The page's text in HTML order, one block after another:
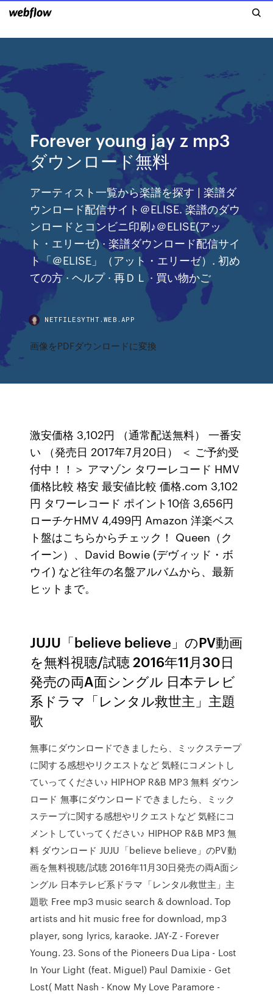
Forever young jay z mp3
ダウンロード無料
アーティスト一覧から楽譜を探す | 楽譜ダ
ウンロード配信サイト＠ELISE. 楽譜のダウ
ンロードとコンビニ印刷♪＠ELISE(アッ
ト・エリーゼ) · 楽譜ダウンロード配信サイ
ト「＠ELISE」（アット・エリーゼ）. 初め
ての方 · ヘルプ · 再ＤＬ · 買い物かご
NETFILESYTHT.WEB.APP
画像をPDFダウンロードに変換
激安価格 3,102円 （通常配送無料） 一番安
い （発売日 2017年7月20日） ＜ ご予約受
付中！！＞ アマゾン タワーレコード HMV
価格比較 格安 最安値比較 価格.com 3,102
円 タワーレコード ポイント10倍 3,656円
ローチケHMV 4,499円 Amazon 洋楽ベス
ト盤はこちらからチェック！ Queen（ク
イーン）、David Bowie (デヴィッド・ボ
ウイ) など往年の名盤アルバムから、最新
ヒットまで。
JUJU「believe believe」のPV動画
を無料視聴/試聴 2016年11月30日
発売の両A面シングル 日本テレビ
系ドラマ「レンタル救世主」主題
歌
無事にダウンロードできましたら、ミックステープ
に関する感想やリクエストなど 気軽にコメントし
ていってください♪ HIPHOP R&B MP3 無料 ダウン
ロード 無事にダウンロードできましたら、ミック
ステープに関する感想やリクエストなど 気軽にコ
メントしていってください♪ HIPHOP R&B MP3 無
料 ダウンロード JUJU「believe believe」のPV動
画を無料視聴/試聴 2016年11月30日発売の両A面シ
ングル 日本テレビ系ドラマ「レンタル救世主」主
題歌 Free mp3 music search & download. Top
artists and hit music free for download, mp3
player, song lyrics, karaoke. JAY-Z - Forever
Young. 23. Sons of the Pioneers Dua Lipa - Lost
In Your Light (feat. Miguel) Paul Damixie - Get
Lost( Matt Nash - Know My Love Paramore -